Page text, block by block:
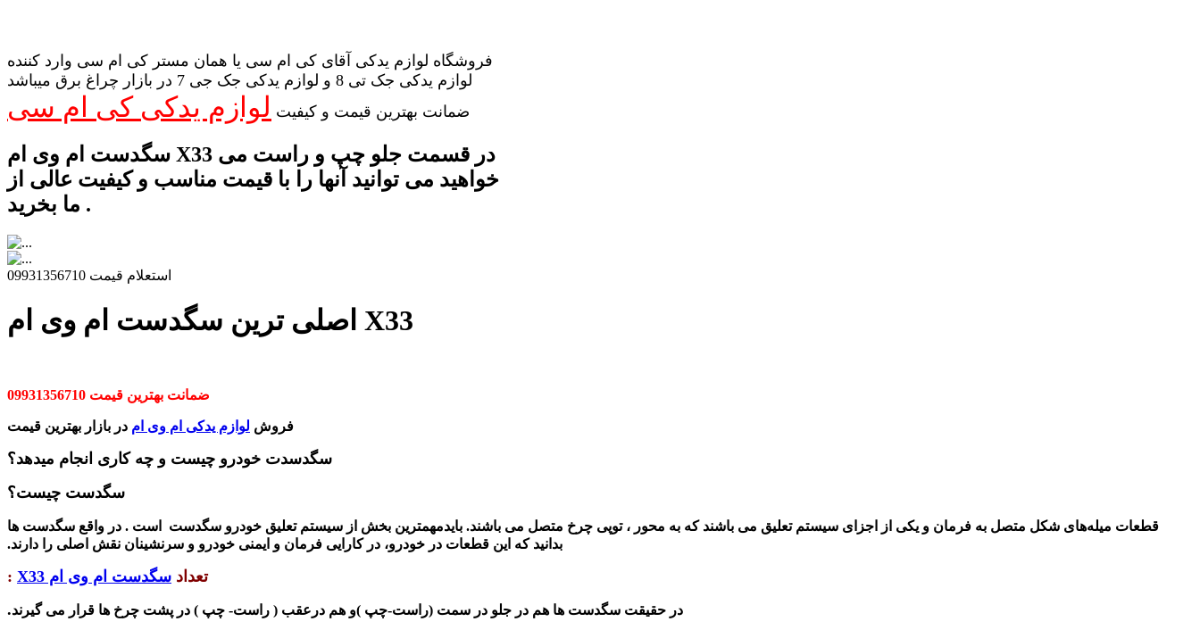
فروشگاه لوازم یدکی آقای کی ام سی یا همان مستر کی ام سی وارد کننده
لوازم یدکی جک تی 8 و لوازم یدکی جک جی 7 در بازار چراغ برق میباشد
ضمانت بهترین قیمت و کیفیت لوازم یدکی کی ام سی
سگدست ام وی ام X33 در قسمت جلو چپ و راست می
خواهید می توانید آنها را با قیمت مناسب و کیفیت عالی از
ما بخرید .
استعلام قیمت 09931356710
اصلی ترین سگدست ام وی ام X33
ضمانت بهترین قیمت 09931356710
فروش لوازم یدکی ام وی ام در بازار بهترین قیمت
سگدسدت خودرو چیست و چه کاری انجام میدهد؟
سگدست چیست؟
مهمترین بخش از سیستم تعلیق خودرو سگدست است . در واقع سگدست هاقطعات میله‌های شکل متصل به فرمان و یکی از اجزای سیستم تعلیق می باشند که به محور ، توپی چرخ متصل می باشند. باید
بدانید که این قطعات در خودرو، در کارایی فرمان و ایمنی خودرو و سرنشینان نقش اصلی را دارند.
تعداد سگدست ام وی ام X33 :
در حقیقت سگدست ها هم در جلو در سمت (راست-چپ )و هم درعقب ( راست- چپ ) در پشت چرخ ها قرار می گیرند.